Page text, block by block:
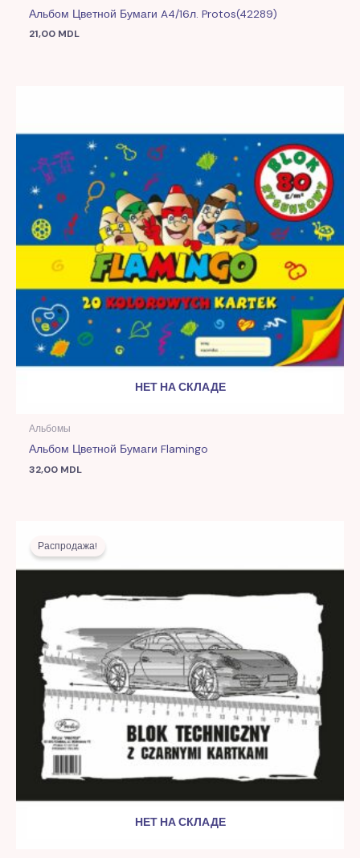
Альбом Цветной Бумаги A4/16л. Protos(42289)
21,00 MDL
НЕТ НА СКЛАДЕ
Альбомы
Альбом Цветной Бумаги Flamingo
32,00 MDL
НЕТ НА СКЛАДЕ
Распродажа!цена
составляла
26,00 MDL.